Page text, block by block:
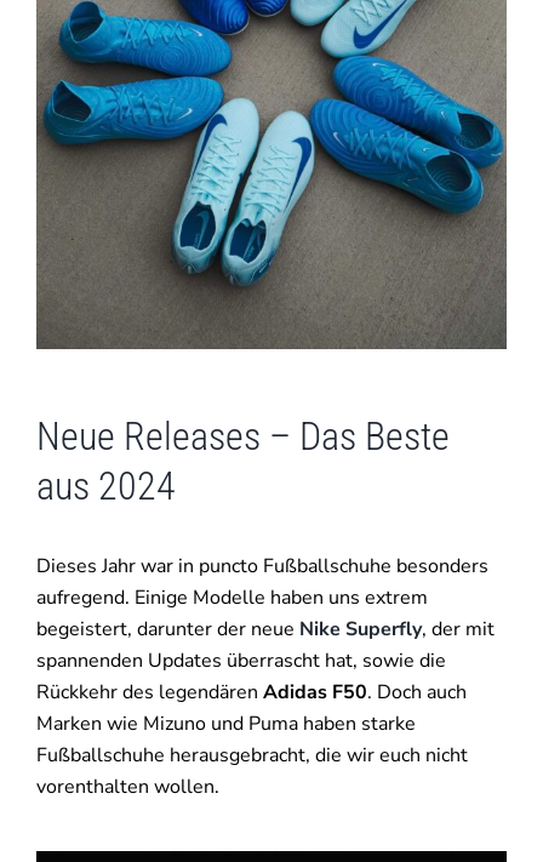
Neue Releases – Das Beste
aus 2024
Dieses Jahr war in puncto Fußballschuhe besonders
aufregend. Einige Modelle haben uns extrem
begeistert, darunter der neue Nike Superfly, der mit
spannenden Updates überrascht hat, sowie die
Rückkehr des legendären Adidas F50. Doch auch
Marken wie Mizuno und Puma haben starke
Fußballschuhe herausgebracht, die wir euch nicht
vorenthalten wollen.